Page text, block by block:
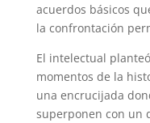
acuerdos básicos
la confrontación
El intelectual
momentos de la
una encrucijada
superponen con un